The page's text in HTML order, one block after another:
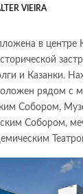
VIEIRA
в центре
и Казанки.
рядом с
Собором,
Собором,